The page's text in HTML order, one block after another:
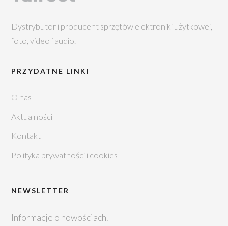
Dystrybutor i producent sprzętów elektroniki użytkowej,
foto, video i audio.
PRZYDATNE LINKI
O nas
Aktualności
Kontakt
Polityka prywatności i cookies
NEWSLETTER
Informacje o nowościach.